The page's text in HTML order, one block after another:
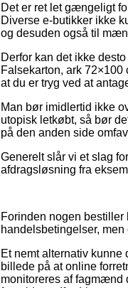
Det er ret let gængeligt
Diverse e-butikker ikke
og desuden også til
Derfor kan det ikke
Falsekarton, ark
at du er tryg ved at
Man bør imidlertid ikke
utopisk letkøbt, så bør
på den anden side
Generelt slår vi et slag
afdragsløsning fra
Forinden nogen
handelsbetingelser,
Et nemt alternativ
billede på at online
monitoreres af fagmænd